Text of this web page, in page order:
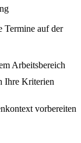
Termine auf der
Arbeitsbereich
Ihre Kriterien
vorbereiten